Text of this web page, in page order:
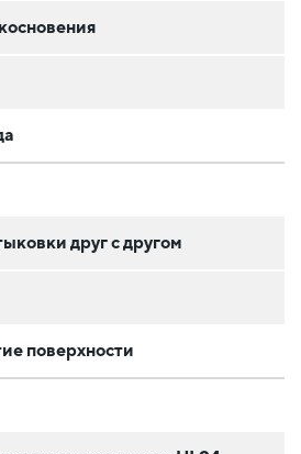
друг с другом
поверхности